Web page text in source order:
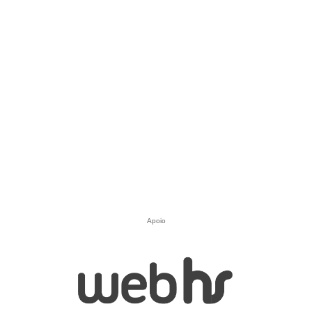
Apoio